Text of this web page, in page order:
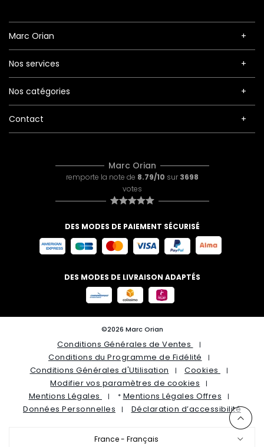
Marc Orian
Nos services
Nos catégories
Contact
Marc Orian
remporte la note de 8.79/10 sur 3698
votes
DES MODES DE PAIEMENT SÉCURISÉ
DES MODES DE LIVRAISON ADAPTÉS
©2026 Marc Orian
Conditions Générales de Ventes
Conditions du Programme de Fidélité
Conditions Générales d'Utilisation
Cookies
Modifier vos paramètres de cookies
Mentions Légales
* Mentions Légales Offres
Données Personnelles
Déclaration d’accessibilité
France - Français